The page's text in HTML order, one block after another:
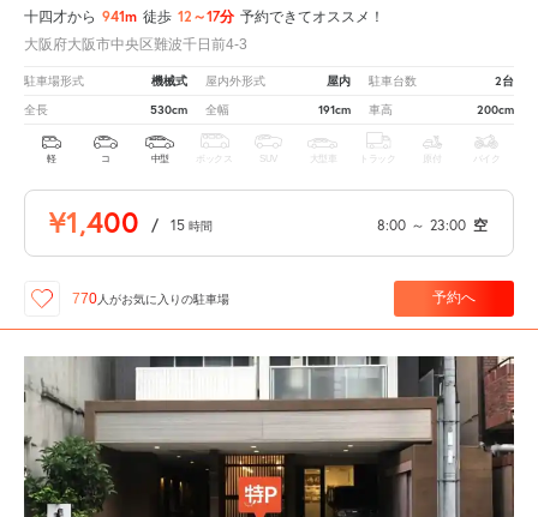
十四才から 941m 徒歩 12～17分 予約できてオススメ！
大阪府大阪市中央区難波千日前4-3
駐車場形式 機械式 屋内外形式 屋内 駐車台数 2台
全長 530cm 全幅 191cm 車高 200cm
軽 コ 中型 ボックス SUV 大型車 トラック 原付 バイク
¥1,400 / 15 時間 8:00 ～ 23:00 空
770 人がお気に入りの駐車場 予約へ